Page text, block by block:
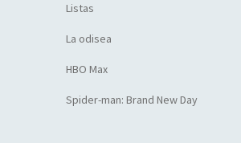
Listas
La odisea
HBO Max
Spider-man: Brand New Day